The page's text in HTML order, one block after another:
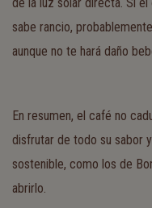
sabe rancio,
aunque no te hará daño
En resumen, el café no
disfrutar de todo su sabor
sostenible, como los de
abrirlo.